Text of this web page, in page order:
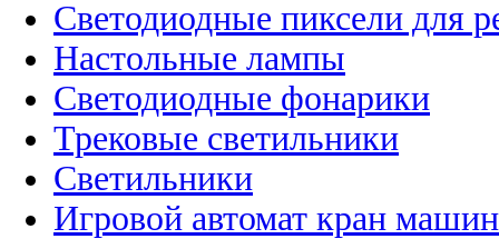
Светодиодные пиксели для
Настольные лампы
Светодиодные фонарики
Трековые светильники
Светильники
Игровой автомат кран